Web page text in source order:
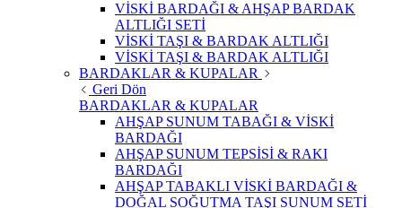
VİSKİ BARDAĞI & AHŞAP BARDAK
ALTLIĞI SETİ
VİSKİ TAŞI & BARDAK ALTLIĞI
VİSKİ TAŞI & BARDAK ALTLIĞI
BARDAKLAR & KUPALAR
Geri Dön
BARDAKLAR & KUPALAR
AHŞAP SUNUM TABAĞI & VİSKİ
BARDAĞI
AHŞAP SUNUM TEPSİSİ & RAKI
BARDAĞI
AHŞAP TABAKLI VİSKİ BARDAĞI &
DOĞAL SOĞUTMA TAŞI SUNUM SETİ